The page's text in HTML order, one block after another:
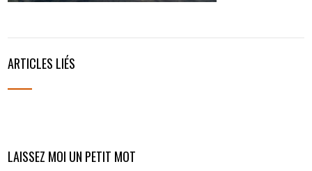
ARTICLES LIÉS
LAISSEZ MOI UN PETIT MOT